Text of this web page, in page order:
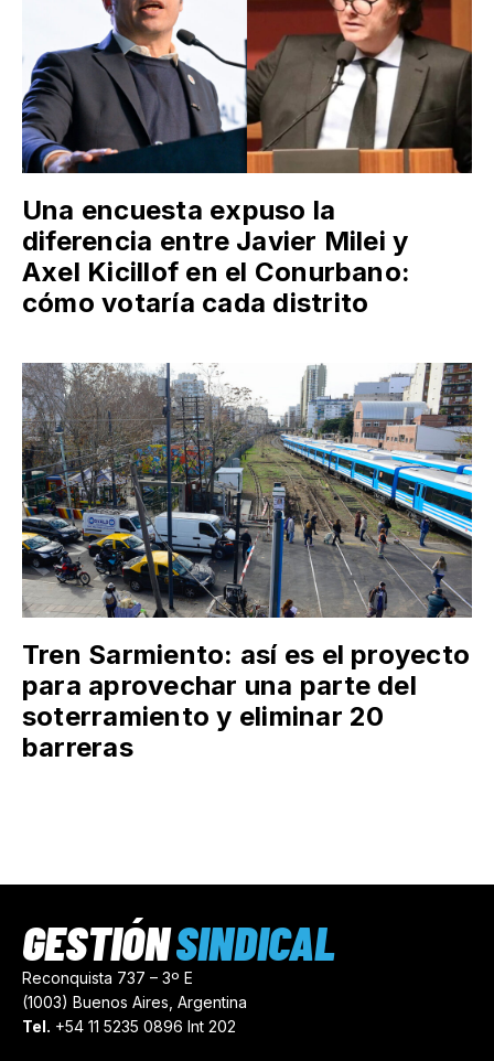
Una encuesta expuso la
diferencia entre Javier Milei y
Axel Kicillof en el Conurbano:
cómo votaría cada distrito
Tren Sarmiento: así es el proyecto
para aprovechar una parte del
soterramiento y eliminar 20
barreras
Reconquista 737 – 3º E
(1003) Buenos Aires, Argentina
Tel. +54 11 5235 0896 Int 202
GESTIÓNSINDICAL